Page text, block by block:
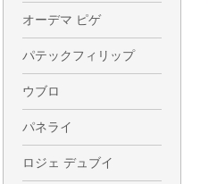
オーデマ ピゲ
パテックフィリップ
ウブロ
パネライ
ロジェ デュブイ